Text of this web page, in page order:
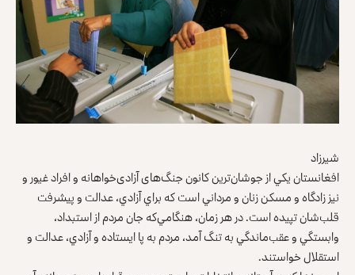
شیرزاد
افغانستان يكي از جوشان‌‌ترين كانون‌ جنگ‌های آزادی‌خواهانه و افراد غیور و
نیز زادگاه و مسكن زنان و مرداني است كه براي آزادي، عدالت و پيشرفت
قلب‌شان تپيده است. در هر زمان، هنگامي‌كه جان مردم از استبداد،
وابستگي و عقب‌‌ماندگي به تنگ آمد، مردم به پا ایستاده و آزادي، عدالت و
استقلال خواستند.